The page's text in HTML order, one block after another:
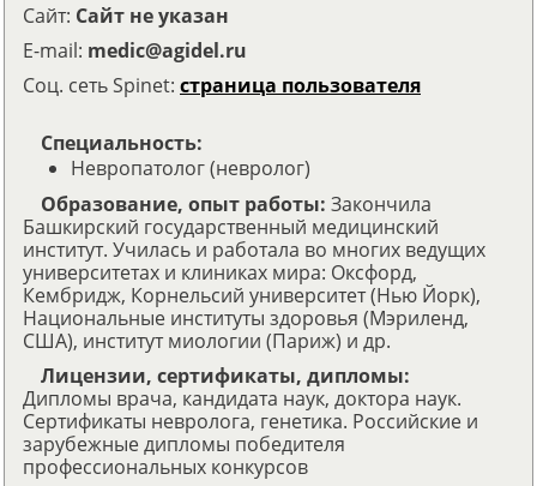
Сайт: Сайт не указан
E-mail: medic@agidel.ru
Соц. сеть Spinet: страница пользователя
Специальность:
Невропатолог (невролог)
Образование, опыт работы: Закончила
Башкирский государственный медицинский
институт. Училась и работала во многих ведущих
университетах и клиниках мира: Оксфорд,
Кембридж, Корнельсий университет (Нью Йорк),
Национальные институты здоровья (Мэриленд,
США), институт миологии (Париж) и др.
Лицензии, сертификаты, дипломы:
Дипломы врача, кандидата наук, доктора наук.
Сертификаты невролога, генетика. Российские и
зарубежные дипломы победителя
профессиональных конкурсов